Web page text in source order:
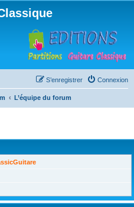
Connexion
S’enregistrer
L’équipe du forum